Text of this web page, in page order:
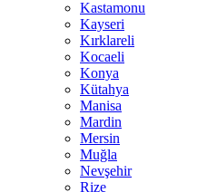
Kastamonu
Kayseri
Kırklareli
Kocaeli
Konya
Kütahya
Manisa
Mardin
Mersin
Muğla
Nevşehir
Rize